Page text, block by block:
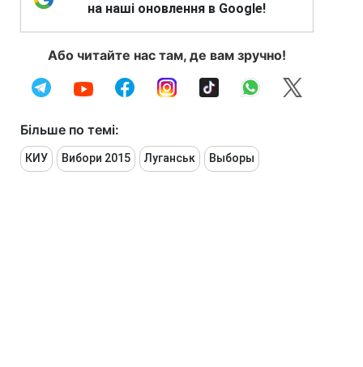
на наші оновлення в Google!
Або читайте нас там, де вам зручно!
Більше по темі:
КИУ Вибори 2015 Луганськ Выборы